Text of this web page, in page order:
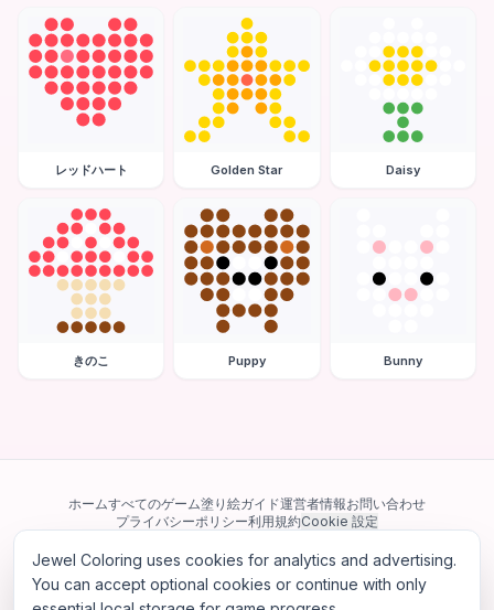
レッドハート Golden Star Daisy
きのこ Puppy Bunny
ホームすべてのゲーム塗り絵ガイド運営者情報お問い合わせ
プライバシーポリシー利用規約Cookie 設定
当サイトは Google AdSense を含む第三者広告ネットワークを利用してい
ます。一部のサードパーティ Cookie を使用してパーソナライズ広告を配信
する場合があります。
Jewel Coloring uses cookies for analytics and advertising.
You can accept optional cookies or continue with only